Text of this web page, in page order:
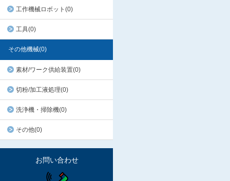
工作機械ロボット(0)
工具(0)
その他機械(0)
素材/ワーク供給装置(0)
切粉/加工液処理(0)
洗浄機・掃除機(0)
その他(0)
お問い合わせ